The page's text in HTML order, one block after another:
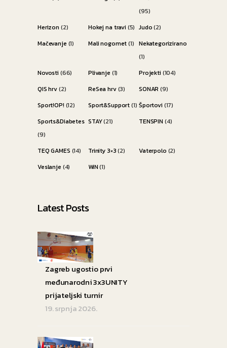
(95)
Herizon (2) Hokej na travi (5) Judo(2)
Mačevanje (1) Mali nogomet(1) Nekategorizirano
(1)
Novosti (66) Plivanje (1) Projekti (104)
QIS hrv(2) ReSea hrv(3) SONAR (9)
Sport!OP! (12) Sport&Support(1) Športovi (17)
Sports&Diabetes
(9)
STAY(21) TENSPIN (4)
TEQ GAMES (14) Trinity 3×3(2) Vaterpolo (2)
Veslanje (4) WiN(1)
Latest Posts
Zagreb ugostio prvi
međunarodni 3x3UNITY
prijateljski turnir
19. srpnja 2026.